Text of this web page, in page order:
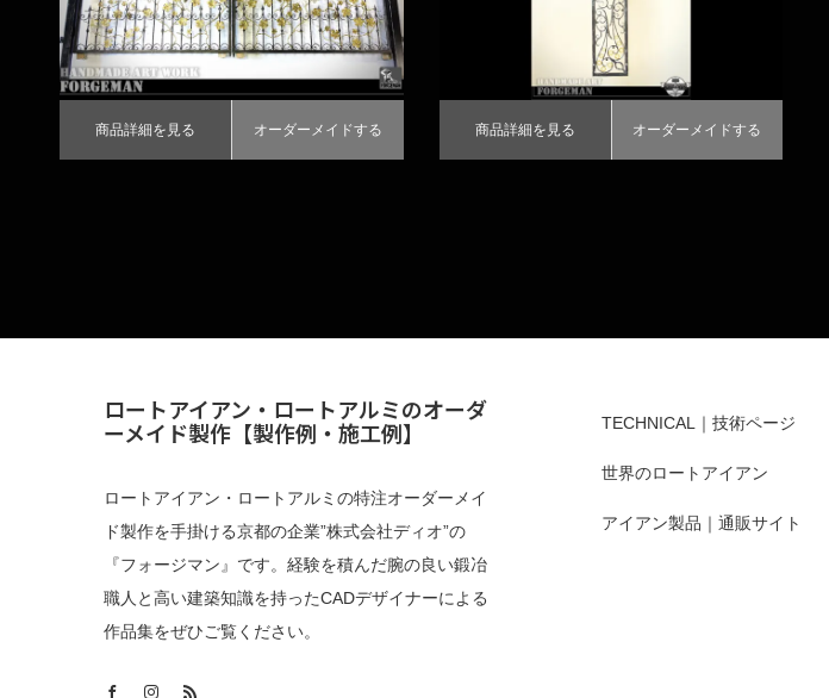
商品詳細を見る オーダーメイドする 商品詳細を見る オーダーメイドする
ロートアイアン・ロートアルミのオーダ
ーメイド製作【製作例・施工例】
ロートアイアン・ロートアルミの特注オーダーメイ
ド製作を手掛ける京都の企業”株式会社ディオ”の
『フォージマン』です。経験を積んだ腕の良い鍛冶
職人と高い建築知識を持ったCADデザイナーによる
作品集をぜひご覧ください。
TECHNICAL｜技術ページ
世界のロートアイアン
アイアン製品｜通販サイト